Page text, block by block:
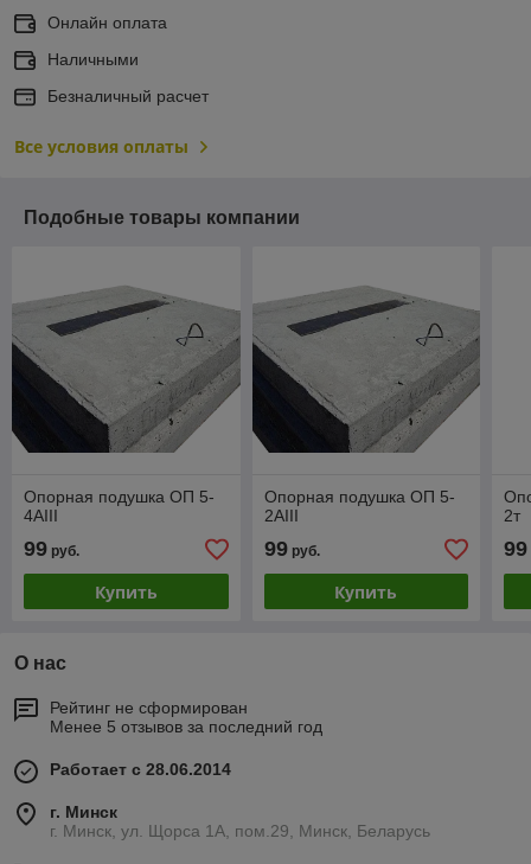
Онлайн оплата
Наличными
Безналичный расчет
Все условия оплаты
Подобные товары компании
Опорная подушка ОП 5-
4AIII
99 руб.
Купить
Опорная подушка ОП 5-
2AIII
99руб.
Купить
2т
99
О нас
Рейтинг не сформирован
Менее 5 отзывов за последний год
Работает с 28.06.2014
г. Минск
г. Минск, ул. Щорса 1А, пом.29, Минск, Беларусь